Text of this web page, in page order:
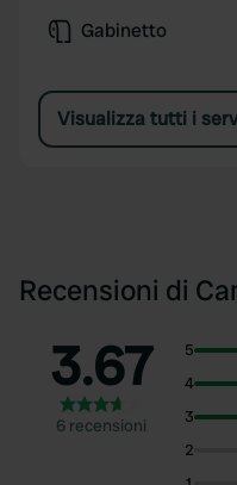
Gabinetto
Visualizza tutti i
Recensioni di
3.67
6 recensioni
5
4
3
2